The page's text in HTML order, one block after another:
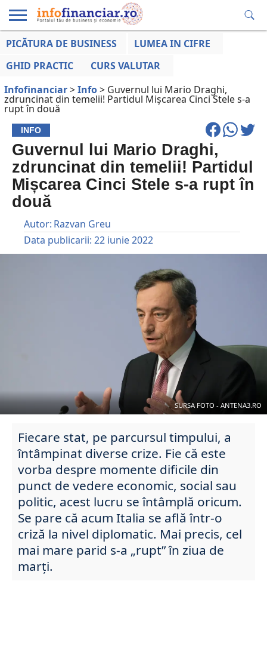
EDUCAȚIE
LA ZI
AFACERILOR
PICĂTURA DE BUSINESS
LUMEA IN CIFRE
GHID PRACTIC
CURS VALUTAR
Infofinanciar>Info> Guvernul lui Mario Draghi,
zdruncinat din temelii! Partidul Mișcarea Cinci Stele s-a
rupt în două
INFO
Guvernul lui Mario Draghi,
zdruncinat din temelii! Partidul
Mișcarea Cinci Stele s-a rupt în
două
Autor: Razvan Greu
Data publicarii: 22 iunie 2022
SURSA FOTO - ANTENA3.RO
Fiecare stat, pe parcursul timpului, a
întâmpinat diverse crize. Fie că este
vorba despre momente dificile din
punct de vedere economic, social sau
politic, acest lucru se întâmplă oricum.
Se pare că acum Italia se află într-o
criză la nivel diplomatic. Mai precis, cel
mai mare parid s-a „rupt” în ziua de
marți.